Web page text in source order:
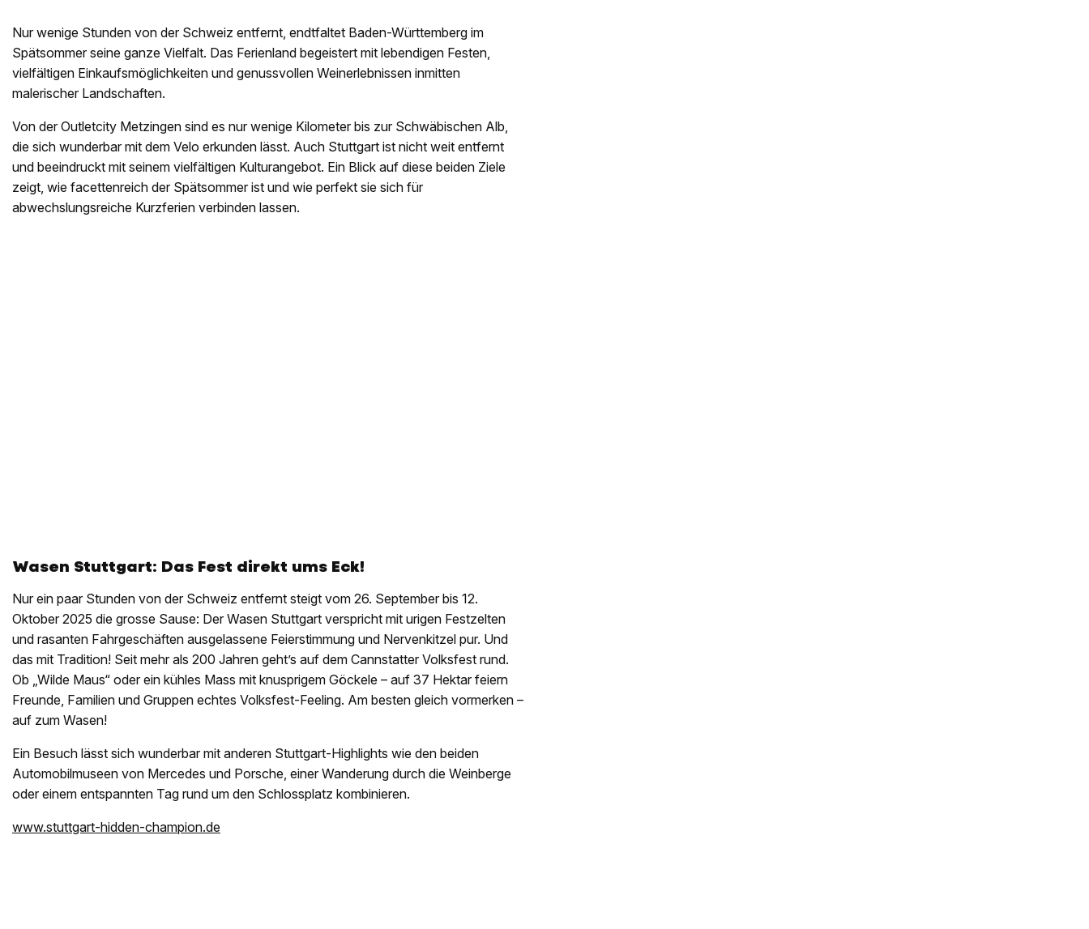
Nur wenige Stunden von der Schweiz entfernt, endtfaltet Baden-Württemberg im
Spätsommer seine ganze Vielfalt. Das Ferienland begeistert mit lebendigen Festen,
vielfältigen Einkaufsmöglichkeiten und genussvollen Weinerlebnissen inmitten
malerischer Landschaften.
Von der Outletcity Metzingen sind es nur wenige Kilometer bis zur Schwäbischen Alb,
die sich wunderbar mit dem Velo erkunden lässt. Auch Stuttgart ist nicht weit entfernt
und beeindruckt mit seinem vielfältigen Kulturangebot. Ein Blick auf diese beiden Ziele
zeigt, wie facettenreich der Spätsommer ist und wie perfekt sie sich für
abwechslungsreiche Kurzferien verbinden lassen.
Wasen Stuttgart: Das Fest direkt ums Eck!
Nur ein paar Stunden von der Schweiz entfernt steigt vom 26. September bis 12.
Oktober 2025 die grosse Sause: Der Wasen Stuttgart verspricht mit urigen Festzelten
und rasanten Fahrgeschäften ausgelassene Feierstimmung und Nervenkitzel pur. Und
das mit Tradition! Seit mehr als 200 Jahren geht’s auf dem Cannstatter Volksfest rund.
Ob „Wilde Maus“ oder ein kühles Mass mit knusprigem Göckele – auf 37 Hektar feiern
Freunde, Familien und Gruppen echtes Volksfest-Feeling. Am besten gleich vormerken –
auf zum Wasen!
Ein Besuch lässt sich wunderbar mit anderen Stuttgart-Highlights wie den beiden
Automobilmuseen von Mercedes und Porsche, einer Wanderung durch die Weinberge
oder einem entspannten Tag rund um den Schlossplatz kombinieren.
www.stuttgart-hidden-champion.de